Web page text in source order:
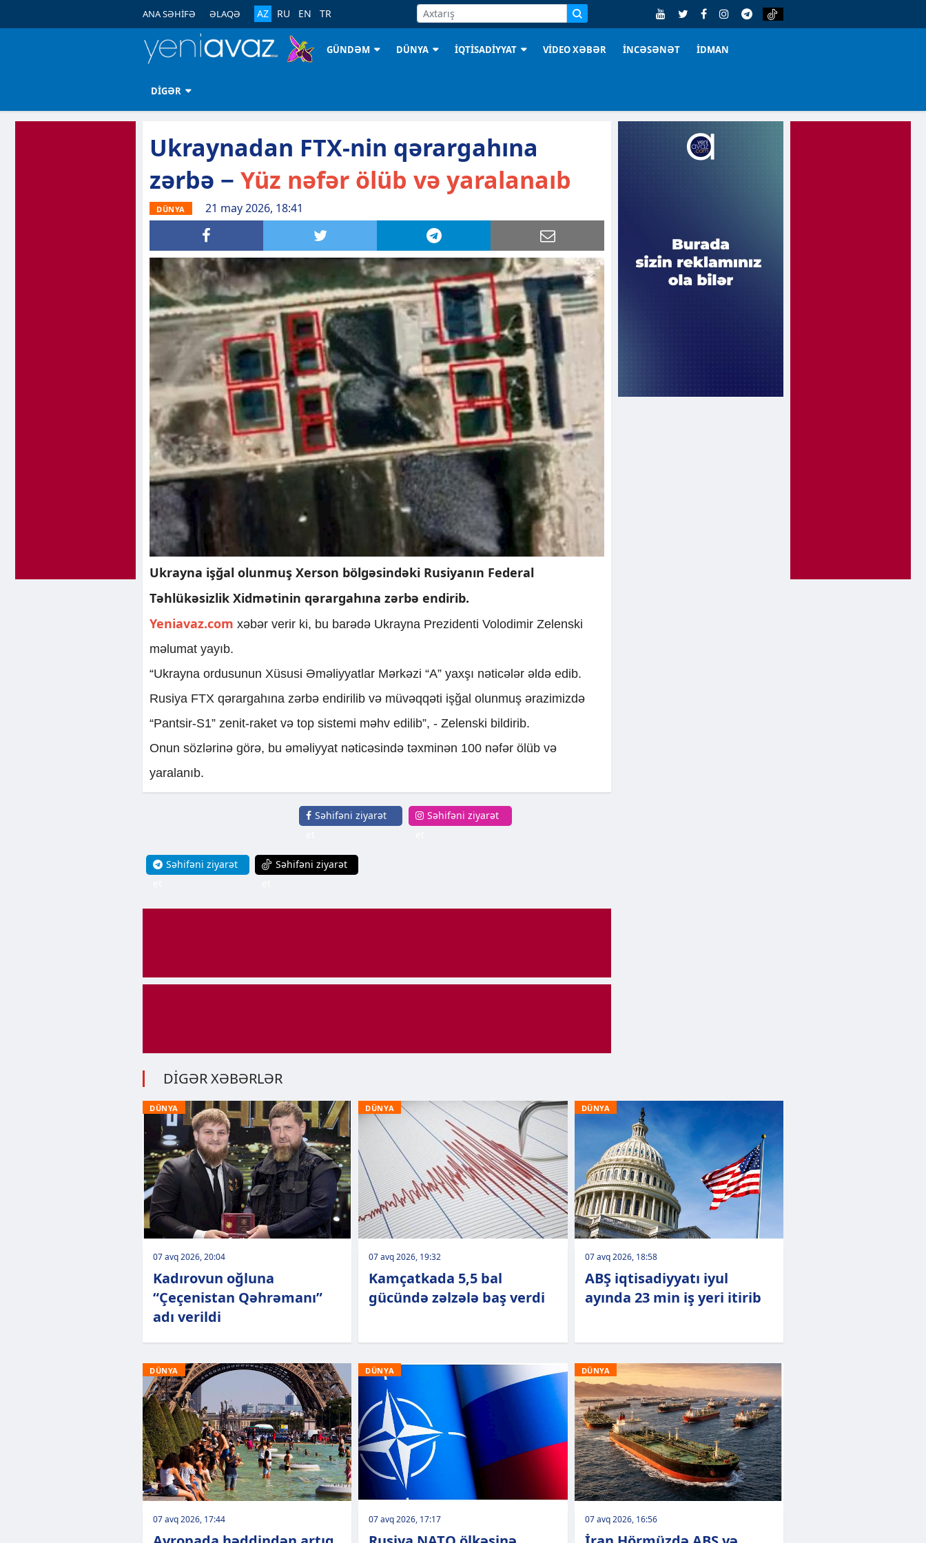
ANA SƏHİFƏ ƏLAQƏ AZ RU EN TR
GÜNDƏM DÜNYA İQTİSADİYYAT VİDEO XƏBƏR İNCƏSƏNƏT İDMAN
DİGƏR
Ukraynadan FTX-nin qərargahına
zərbə − Yüz nəfər ölüb və yaralanaıb
DÜNYA 21 may 2026, 18:41
Ukrayna işğal olunmuş Xerson bölgəsindəki Rusiyanın Federal
Təhlükəsizlik Xidmətinin qərargahına zərbə endirib.
Yeniavaz.com xəbər verir ki, bu barədə Ukrayna Prezidenti Volodimir Zelenski
məlumat yayıb.
“Ukrayna ordusunun Xüsusi Əməliyyatlar Mərkəzi “A” yaxşı nəticələr əldə edib.
Rusiya FTX qərargahına zərbə endirilib və müvəqqəti işğal olunmuş ərazimizdə
“Pantsir-S1” zenit-raket və top sistemi məhv edilib”, - Zelenski bildirib.
Onun sözlərinə görə, bu əməliyyat nəticəsində təxminən 100 nəfər ölüb və
yaralanıb.
Səhifəni ziyarət
Səhifəni ziyarət
Səhifəni ziyarət
Səhifəni ziyarət
DİGƏR XƏBƏRLƏR
DÜNYA
07 avq 2026, 20:04
Kadırovun oğluna
“Çeçenistan Qəhrəmanı”
adı verildi
DÜNYA
07 avq 2026, 19:32
Kamçatkada 5,5 bal
gücündə zəlzələ baş verdi
DÜNYA
07 avq 2026, 18:58
ABŞ iqtisadiyyatı iyul
ayında 23 min iş yeri itirib
DÜNYA
07 avq 2026, 17:44
DÜNYA
07 avq 2026, 17:17
DÜNYA
07 avq 2026, 16:56